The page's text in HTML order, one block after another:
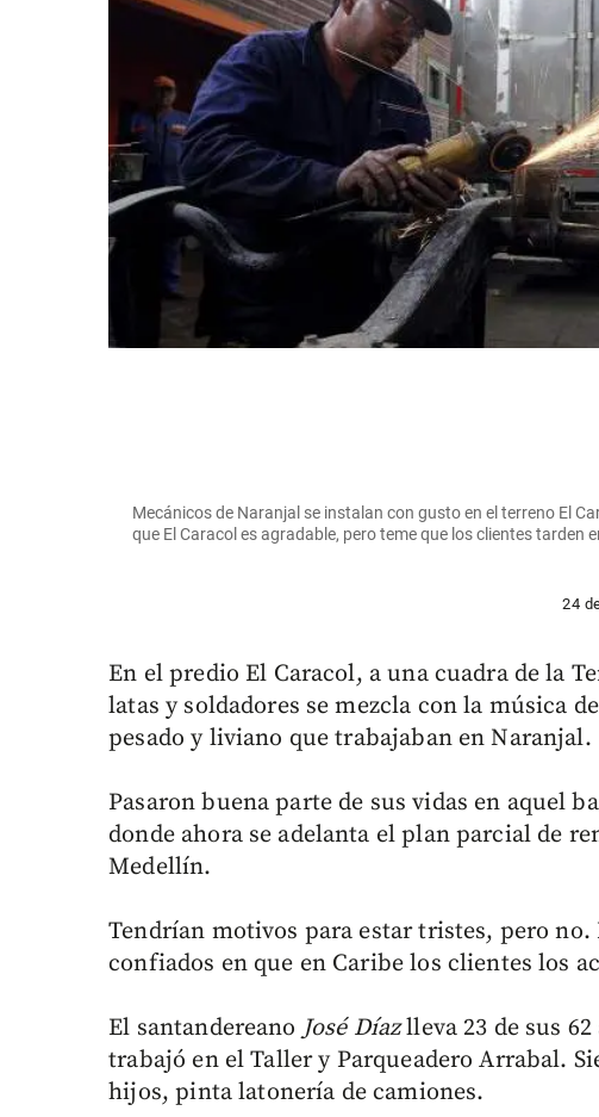
Mecánicos de Naranjal se instalan con gusto en el terreno El
que El Caracol es agradable, pero teme que los clientes tarden
24
En el predio El Caracol, a una cuadra de la
latas y soldadores se mezcla con la música
pesado y liviano que trabajaban en Naranjal.
Pasaron buena parte de sus vidas en aquel
donde ahora se adelanta el plan parcial de
Medellín.
Tendrían motivos para estar tristes, pero
confiados en que en Caribe los clientes los
El santandereanoJosé Díazlleva 23 de sus
trabajó en el Taller y Parqueadero Arrabal.
hijos, pinta latonería de camiones.